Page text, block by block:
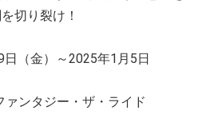
切り裂け！
日（金）～2025年1月5日
ァンタジー・ザ・ライド